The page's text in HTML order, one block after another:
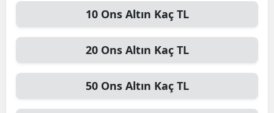
10 Ons Altın Kaç TL
20 Ons Altın Kaç TL
50 Ons Altın Kaç TL